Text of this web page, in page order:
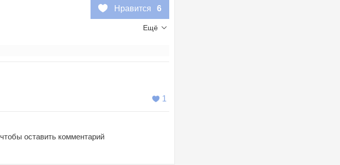
Нравится 6
Ещё
1
чтобы оставить комментарий